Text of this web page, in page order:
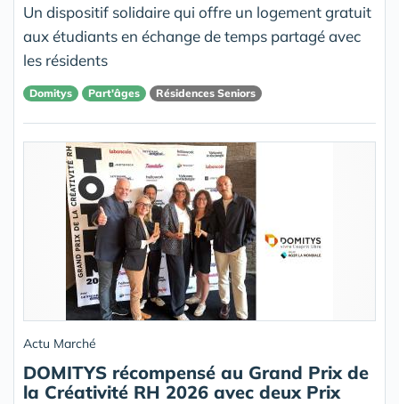
Un dispositif solidaire qui offre un logement gratuit
aux étudiants en échange de temps partagé avec
les résidents
Domitys Part'âges Résidences Seniors
Actu Marché
DOMITYS récompensé au Grand Prix de
la Créativité RH 2026 avec deux Prix